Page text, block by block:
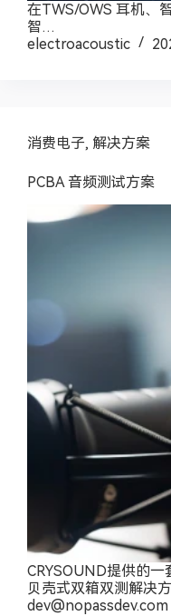
在TWS/OWS 耳机、
智…
electroacoustic
消费电子, 解决方案
PCBA 音频测试方案
CRYSOUND提供的
贝壳式双箱双测解决
dev@nopassdev.com